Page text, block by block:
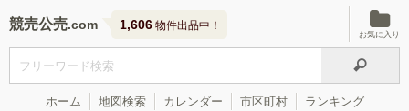
競売公売 1,606 物件出品中！
お気に入り
ホーム 地図検索 カレンダー 市区町村 ランキング